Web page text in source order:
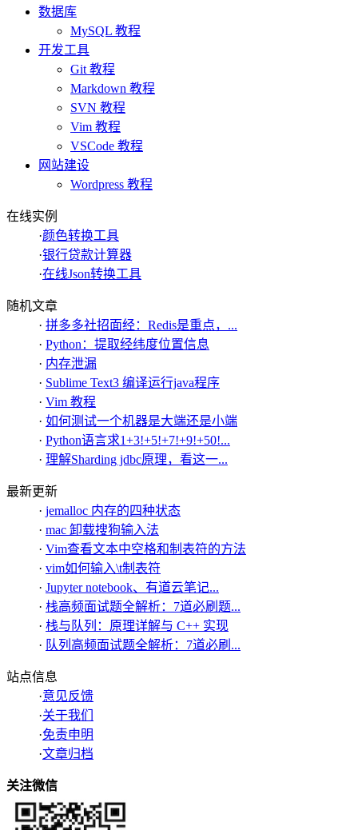
数据库
MySQL 教程
开发工具
Git 教程
Markdown 教程
SVN 教程
Vim 教程
VSCode 教程
网站建设
Wordpress 教程
在线实例
·颜色转换工具
·银行贷款计算器
·在线Json转换工具
随机文章
· 拼多多社招面经：Redis是重点，...
· Python：提取经纬度位置信息
· 内存泄漏
· Sublime Text3 编译运行java程序
· Vim 教程
· 如何测试一个机器是大端还是小端
· Python语言求1+3!+5!+7!+9!+50!...
· 理解Sharding jdbc原理，看这一...
最新更新
· jemalloc 内存的四种状态
· mac 卸载搜狗输入法
· Vim查看文本中空格和制表符的方法
· vim如何输入\t制表符
· Jupyter notebook、有道云笔记...
· 栈高频面试题全解析：7道必刷题...
· 栈与队列：原理详解与 C++ 实现
· 队列高频面试题全解析：7道必刷...
站点信息
·意见反馈
·关于我们
·免责申明
·文章归档
关注微信